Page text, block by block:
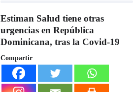
Estiman Salud tiene otras
urgencias en República
Dominicana, tras la Covid-19
Compartir